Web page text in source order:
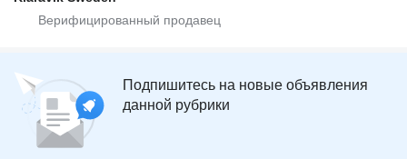
Подпишитесь на новые объявления
данной рубрики